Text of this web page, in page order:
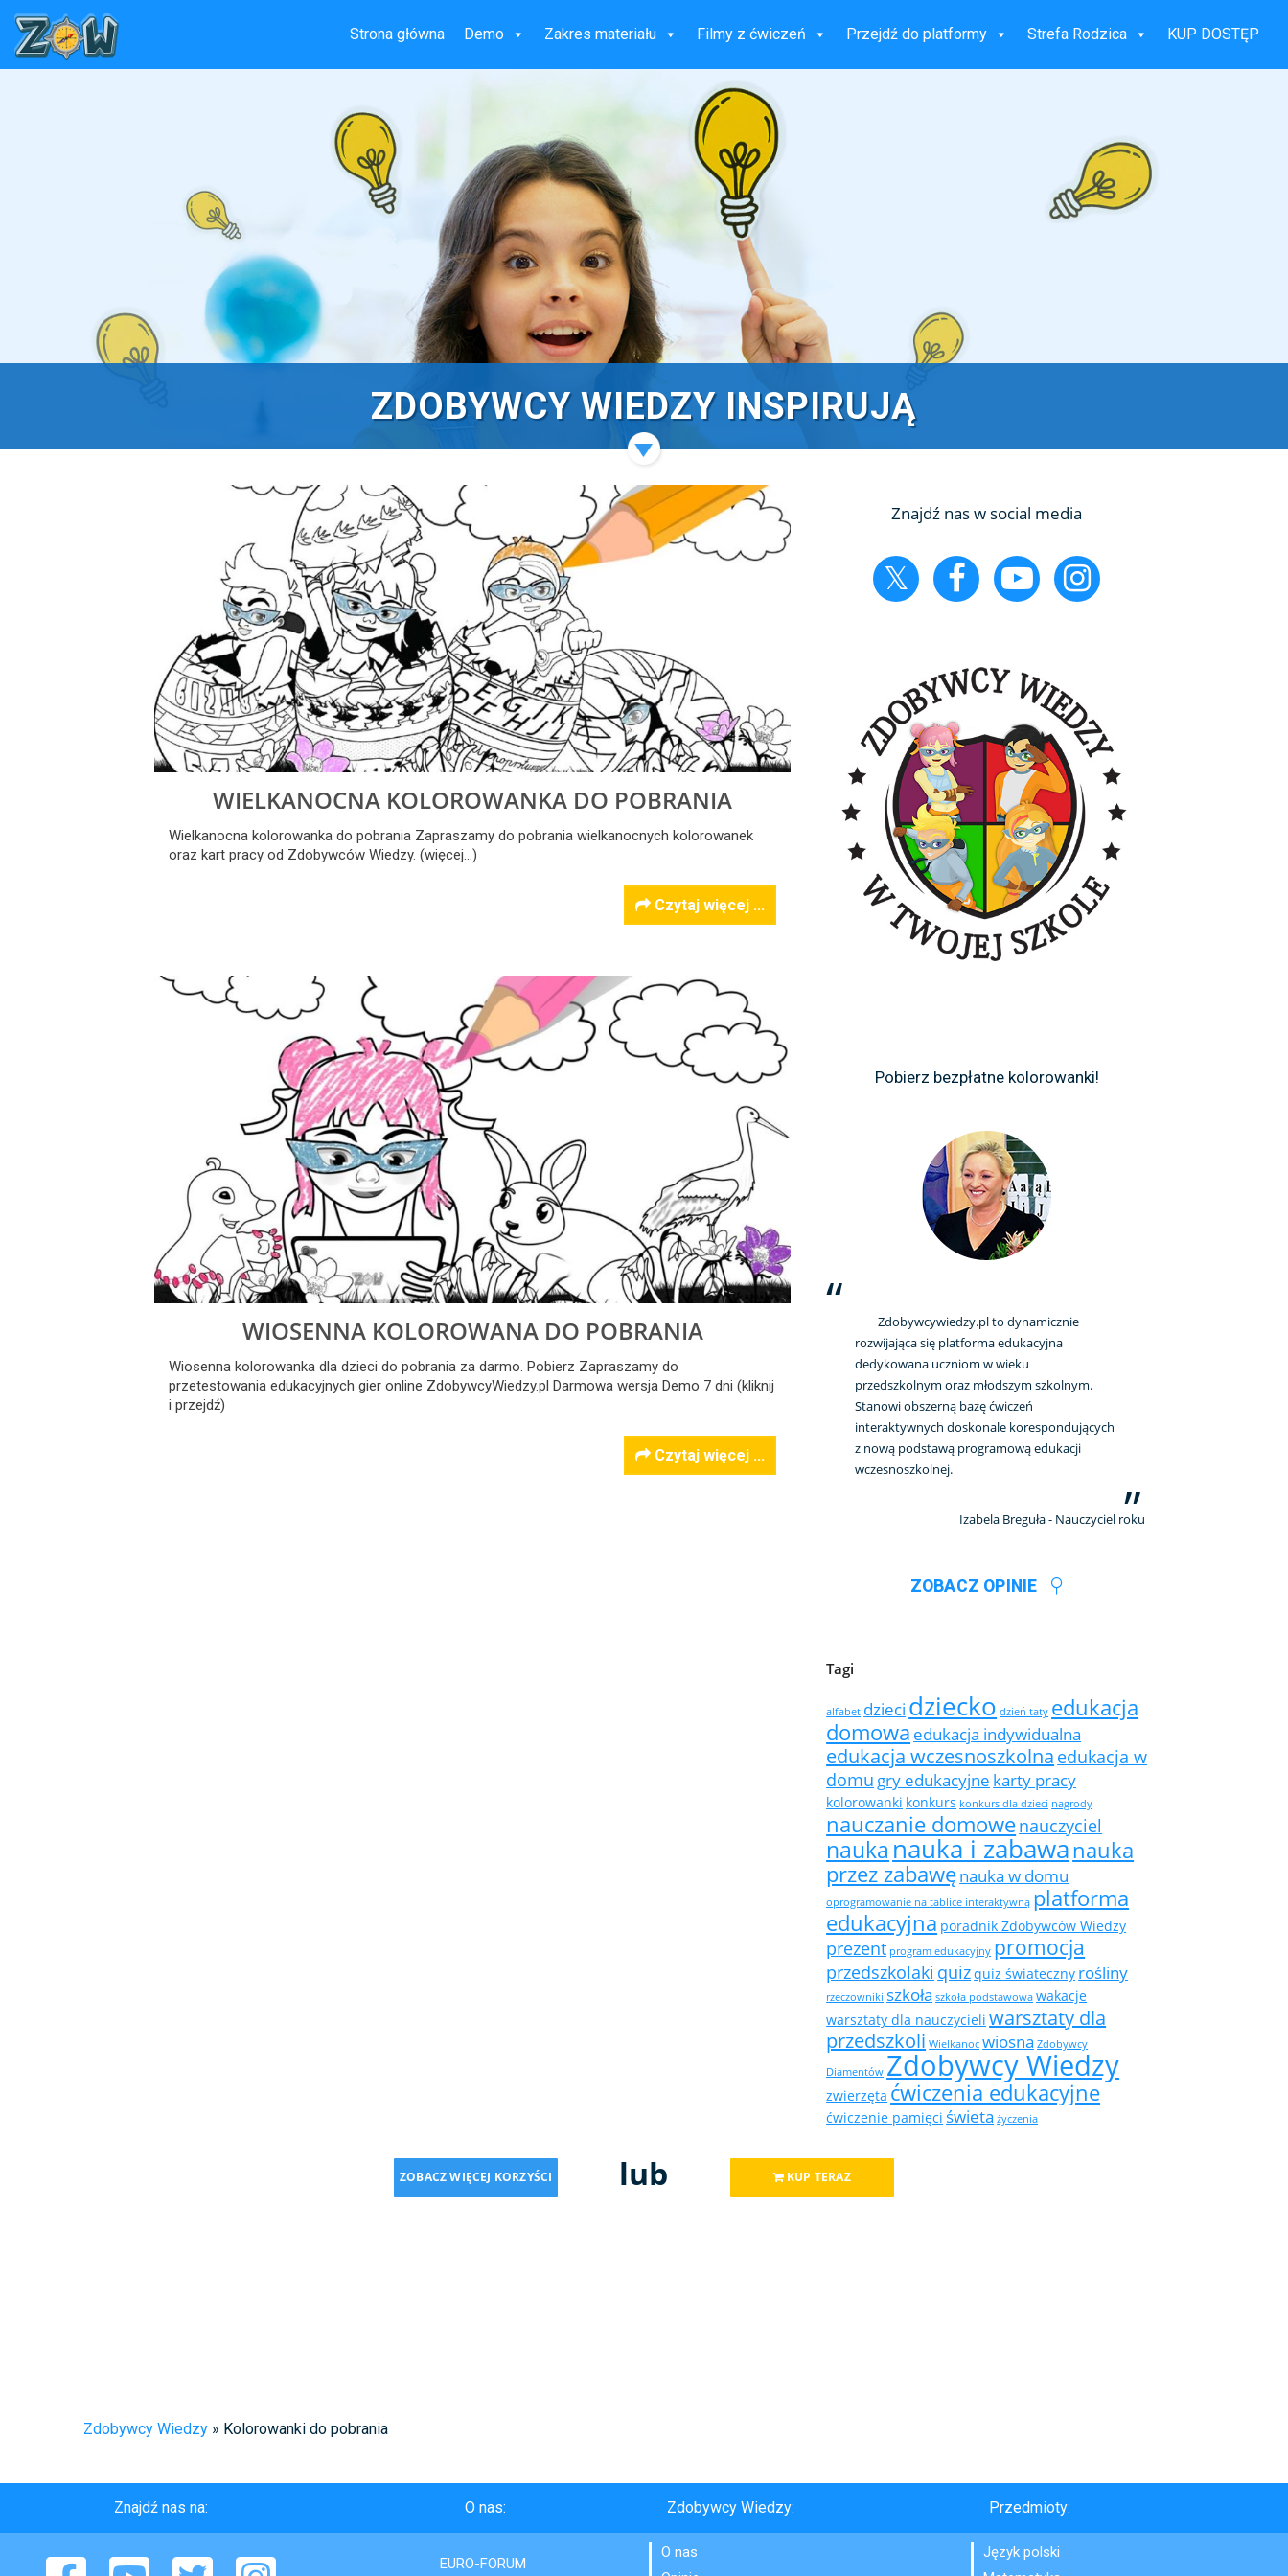
Strona główna Demo Zakres materiału Filmy z ćwiczeń Przejdź do platformy Strefa Rodzica KUP DOSTĘP
ZDOBYWCY WIEDZY INSPIRUJĄ
WIELKANOCNA KOLOROWANKA DO POBRANIA
Wielkanocna kolorowanka do pobrania Zapraszamy do pobrania wielkanocnych kolorowanek
oraz kart pracy od Zdobywców Wiedzy. (więcej…)
Czytaj więcej ...
WIOSENNA KOLOROWANA DO POBRANIA
Wiosenna kolorowanka dla dzieci do pobrania za darmo. Pobierz Zapraszamy do
przetestowania edukacyjnych gier online ZdobywcyWiedzy.pl Darmowa wersja Demo 7 dni (kliknij
i przejdź)
Czytaj więcej ...
Znajdź nas w social media
Pobierz bezpłatne kolorowanki!
Zdobywcywiedzy.pl to dynamicznie
rozwijająca się platforma edukacyjna
dedykowana uczniom w wieku
przedszkolnym oraz młodszym szkolnym.
Stanowi obszerną bazę ćwiczeń
interaktywnych doskonale korespondujących
z nową podstawą programową edukacji
wczesnoszkolnej.
Izabela Breguła - Nauczyciel roku
ZOBACZ OPINIE
Tagi
alfabet dzieci dziecko dzień taty edukacja
domowa edukacja indywidualna
edukacja wczesnoszkolna edukacja w
domu gry edukacyjne karty pracy
kolorowanki konkurs konkurs dla dzieci nagrody
nauczanie domowenauczyciel
nauka nauka i zabawanauka
przez zabawęnauka w domu
oprogramowanie na tablice interaktywną platforma
edukacyjna poradnik Zdobywców Wiedzy
prezent program edukacyjny promocja
przedszkolaki quizquiz świateczny rośliny
rzeczowniki szkoła szkoła podstawowa wakacje
warsztaty dla nauczycieli warsztaty dla
przedszkoli Wielkanoc wiosna Zdobywcy
Diamentów Zdobywcy Wiedzy
zwierzęta ćwiczenia edukacyjne
ćwiczenie pamięci świeta życzenia
ZOBACZ WIĘCEJ KORZYŚCI lub KUP TERAZ
Zdobywcy Wiedzy » Kolorowanki do pobrania
Znajdź nas na:
Facebook YouTube Twitter Instagram
O nas:
EURO-FORUM
Zdobywcy Wiedzy:
O nas
Przedmioty:
Język polski